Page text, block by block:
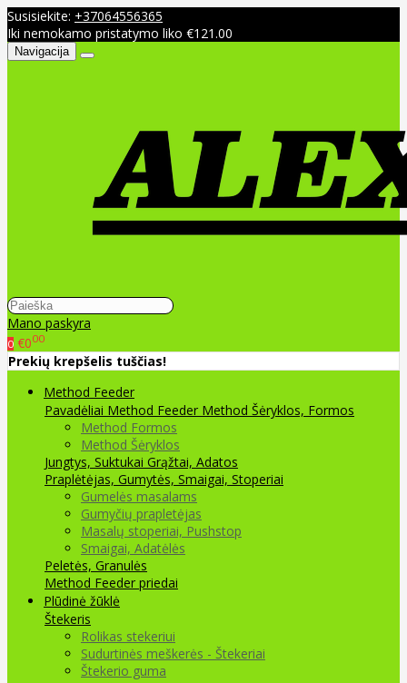
Susisiekite: +37064556365
Iki nemokamo pristatymo liko €121.00
Navigacija
Mano paskyra
0 €000
Prekių krepšelis tuščias!
Method Feeder
Pavadėliai Method Feeder Method Šėryklos, Formos
Method Formos
Method Šėryklos
Jungtys, Suktukai Grąžtai, Adatos
Praplėtėjas, Gumytės, Smaigai, Stoperiai
Gumelės masalams
Gumyčių prapletėjas
Masalų stoperiai, Pushstop
Smaigai, Adatėlės
Peletės, Granulės
Method Feeder priedai
Plūdinė žūklė
Štekeris
Rolikas stekeriui
Sudurtinės meškerės - Štekeriai
Štekerio guma